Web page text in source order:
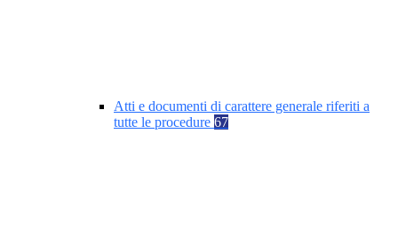
Atti e documenti di carattere generale riferiti a
tutte le procedure 67